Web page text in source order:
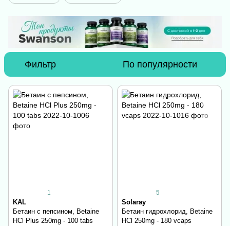
Фильтр По популярности
1
KAL
Бетаин с пепсином, Betaine
HCl Plus 250mg - 100 tabs
5
Solaray
Бетаин гидрохлорид, Betaine
HCl 250mg - 180 vcaps